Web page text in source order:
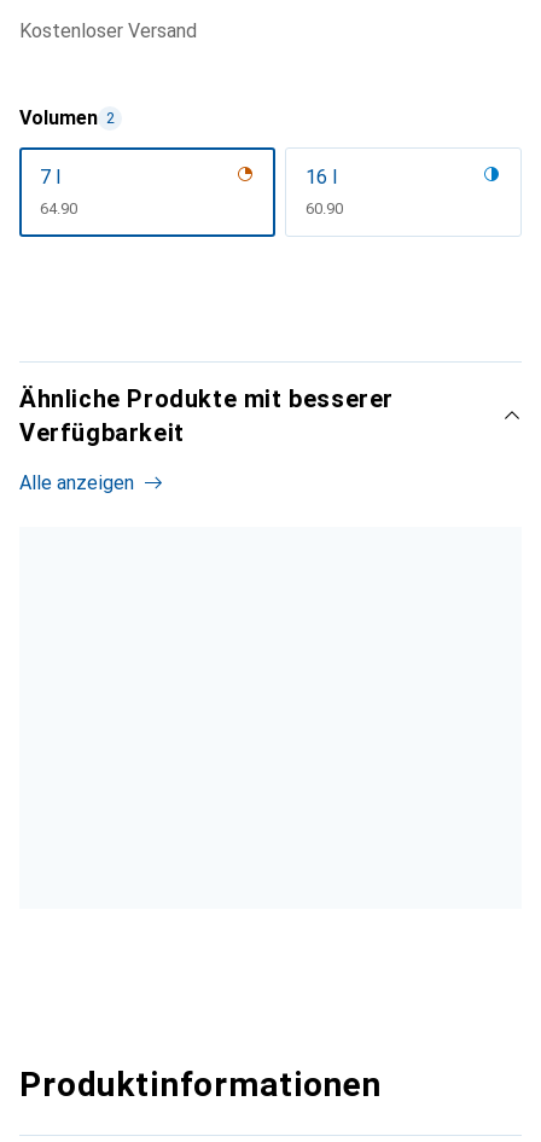
kostenloser Versand
Volumen 2
7 l
CHF
64.90
16 l
CHF
60.90
Ähnliche Produkte mit besserer
Verfügbarkeit
Alle anzeigen
Produktinformationen